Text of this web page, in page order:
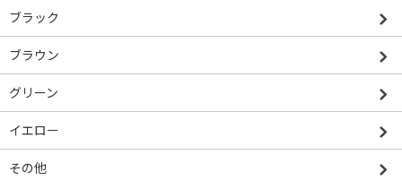
ブラック
ブラウン
グリーン
イエロー
その他